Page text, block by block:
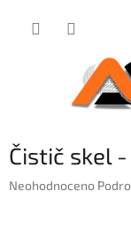
Čistič skel
Průměrné
Neohodnoceno